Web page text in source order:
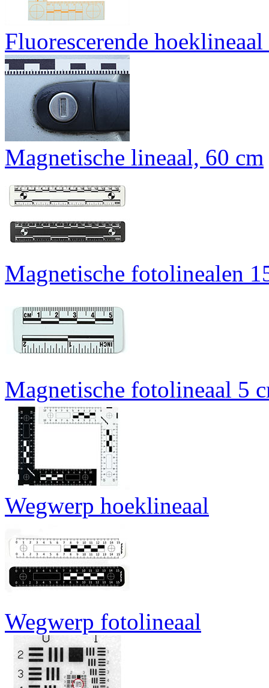
Fluorescerende
Magnetische lineaal, 60 cm
Magnetische fotolinealen
Magnetische fotolineaal 5
Wegwerp hoeklineaal
Wegwerp fotolineaal